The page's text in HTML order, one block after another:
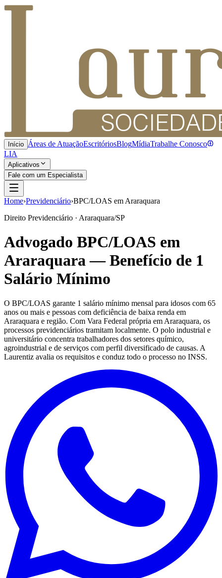
Início Áreas de AtuaçãoEscritóriosBlogMídiaTrabalhe Conosco
LIA
Aplicativos
Fale com um Especialista
Home›Previdenciário›BPC/LOAS em Araraquara
Direito Previdenciário · Araraquara/SP
Advogado BPC/LOAS em
Araraquara — Benefício de 1
Salário Mínimo
O BPC/LOAS garante 1 salário mínimo mensal para idosos com 65
anos ou mais e pessoas com deficiência de baixa renda em
Araraquara e região. Com Vara Federal própria em Araraquara, os
processos previdenciários tramitam localmente. O polo industrial e
universitário concentra trabalhadores dos setores químico,
agroindustrial e de serviços com perfil diversificado de causas. A
Laurentiz avalia os requisitos e conduz todo o processo no INSS.